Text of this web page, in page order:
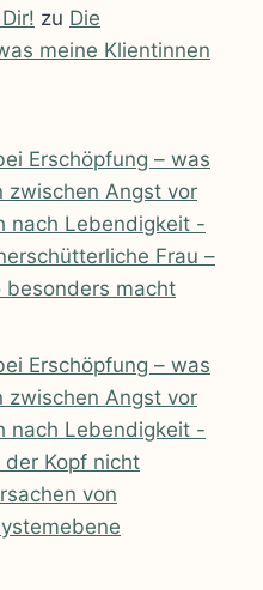
zu Die
meine Klientinnen
Erschöpfung – was
zwischen Angst vor
nach Lebendigkeit -
Frau –
besonders macht
Erschöpfung – was
zwischen Angst vor
nach Lebendigkeit -
der Kopf nicht
von